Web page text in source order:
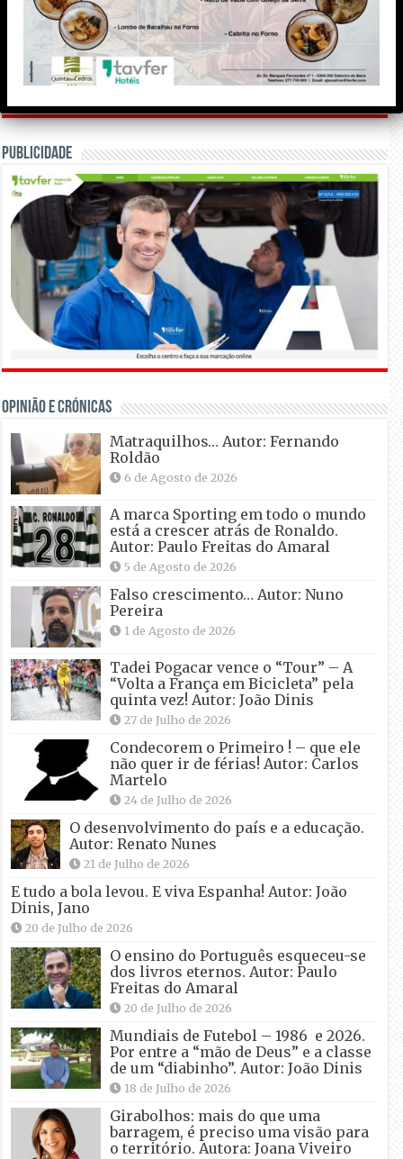
Meteorologia
Publicidade
OPINIÃO E CRÓNICAS
Matraquilhos… Autor: Fernando
Roldão
6 de Agosto de 2026
A marca Sporting em todo o mundo
está a crescer atrás de Ronaldo.
Autor: Paulo Freitas do Amaral
5 de Agosto de 2026
Falso crescimento… Autor: Nuno
Pereira
1 de Agosto de 2026
Tadei Pogacar vence o “Tour” – A
“Volta a França em Bicicleta” pela
quinta vez! Autor: João Dinis
27 de Julho de 2026
Condecorem o Primeiro ! – que ele
não quer ir de férias! Autor: Carlos
Martelo
24 de Julho de 2026
O desenvolvimento do país e a educação.
Autor: Renato Nunes
21 de Julho de 2026
E tudo a bola levou. E viva Espanha! Autor: João
Dinis, Jano
20 de Julho de 2026
O ensino do Português esqueceu-se
dos livros eternos. Autor: Paulo
Freitas do Amaral
20 de Julho de 2026
Mundiais de Futebol – 1986 e 2026.
Por entre a “mão de Deus” e a classe
de um “diabinho”. Autor: João Dinis
18 de Julho de 2026
Girabolhos: mais do que uma
barragem, é preciso uma visão para
o território. Autora: Joana Viveiro